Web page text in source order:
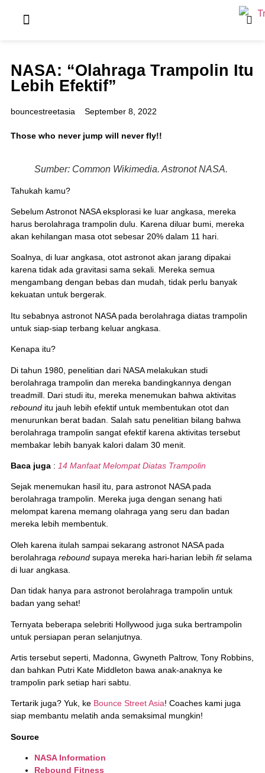
NASA: “Olahraga Trampolin Itu
Lebih Efektif”
bouncestreetasia September 8, 2022
Those who never jump will never fly!!
Sumber: Common Wikimedia. Astronot NASA.
Tahukah kamu?
Sebelum Astronot NASA eksplorasi ke luar angkasa, mereka
harus berolahraga trampolin dulu. Karena diluar bumi, mereka
akan kehilangan masa otot sebesar 20% dalam 11 hari.
Soalnya, di luar angkasa, otot astronot akan jarang dipakai
karena tidak ada gravitasi sama sekali. Mereka semua
mengambang dengan bebas dan mudah, tidak perlu banyak
kekuatan untuk bergerak.
Itu sebabnya astronot NASA pada berolahraga diatas trampolin
untuk siap-siap terbang keluar angkasa.
Kenapa itu?
Di tahun 1980, penelitian dari NASA melakukan studi
berolahraga trampolin dan mereka bandingkannya dengan
treadmill. Dari studi itu, mereka menemukan bahwa aktivitas
rebound itu jauh lebih efektif untuk membentukan otot dan
menurunkan berat badan. Salah satu penelitian bilang bahwa
berolahraga trampolin sangat efektif karena aktivitas tersebut
membakar lebih banyak kalori dalam 30 menit.
Baca juga: 14 Manfaat Melompat Diatas Trampolin
Sejak menemukan hasil itu, para astronot NASA pada
berolahraga trampolin. Mereka juga dengan senang hati
melompat karena memang olahraga yang seru dan badan
mereka lebih membentuk.
Oleh karena itulah sampai sekarang astronot NASA pada
berolahraga rebound supaya mereka hari-harian lebih fitselama
di luar angkasa.
Dan tidak hanya para astronot berolahraga trampolin untuk
badan yang sehat!
Ternyata beberapa selebriti Hollywood juga suka bertrampolin
untuk persiapan peran selanjutnya.
Artis tersebut seperti, Madonna, Gwyneth Paltrow, Tony Robbins,
dan bahkan Putri Kate Middleton bawa anak-anaknya ke
trampolin park setiap hari sabtu.
Tertarik juga? Yuk, ke Bounce Street Asia! Coaches kami juga
siap membantu melatih anda semaksimal mungkin!
Source
NASA Information
Rebound Fitness